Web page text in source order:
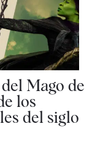
Mago de
los
del siglo